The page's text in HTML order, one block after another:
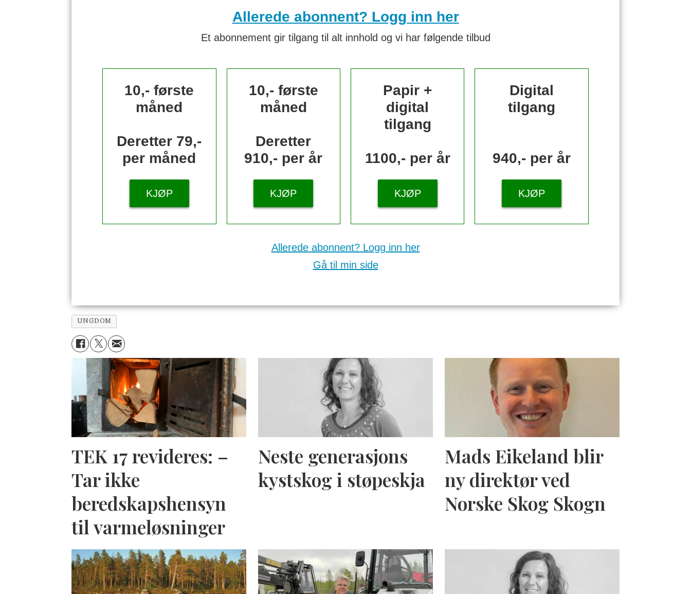
Allerede abonnent? Logg inn her
Et abonnement gir tilgang til alt innhold og vi har følgende tilbud
10,- første
måned
Deretter 79,-
per måned
KJØP
10,- første
måned
Deretter
910,- per år
KJØP
Papir +
digital
tilgang
1100,- per år
KJØP
Digital
tilgang
940,- per år
KJØP
Allerede abonnent? Logg inn her
Gå til min side
UNGDOM
TEK 17 revideres: –
Tar ikke
beredskapshensyn
til varmeløsninger
Neste generasjons
kystskog i støpeskja
Mads Eikeland blir
ny direktør ved
Norske Skog Skogn